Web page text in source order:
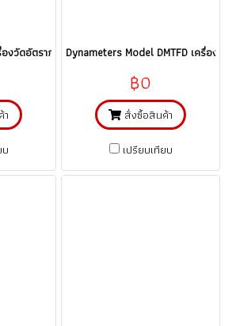
องวัดอัตราการไหลแบบอุลตร้าโซนิคชนิดรัดท่อ
Dynameters Model DMTFD เครื่องวั
฿0
สั่งซื้อสินค้า
เปรียบเทียบ